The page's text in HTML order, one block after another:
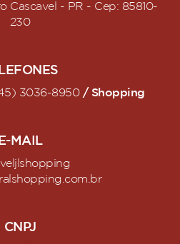
Cascavel - PR - Cep: 85810-
230
3036-8950/ Shopping
E-MAIL
CNPJ